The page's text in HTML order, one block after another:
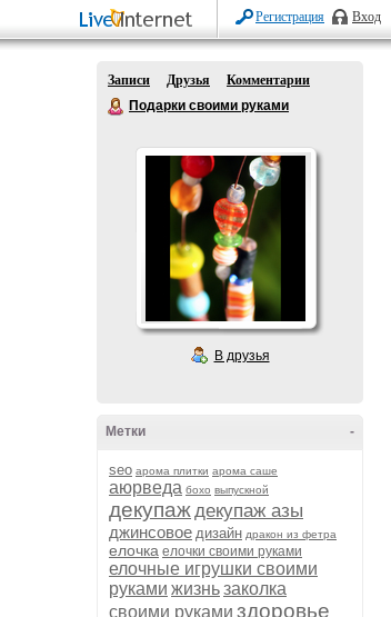
Регистрация Вход
Записи Друзья
Комментарии
Подарки своими руками
В друзья
-
Метки
seo арома плитки арома саше
аюрведа бохо выпускной
декупаждекупаж азы
джинсовое дизайн дракон из фетра
елочка елочки своими руками
елочные игрушки своими
руками жизньзаколка
своими руками здоровье